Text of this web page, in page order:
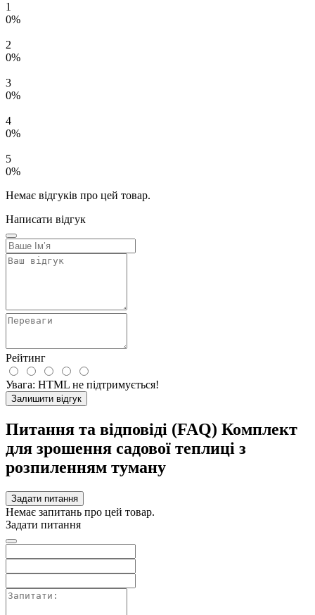
1
0%
2
0%
3
0%
4
0%
5
0%
Немає відгуків про цей товар.
Написати відгук
Рейтинг
Увага: HTML не підтримується!
Залишити відгук
Питання та відповіді (FAQ) Комплект
для зрошення садової теплиці з
розпиленням туману
Задати питання
Немає запитань про цей товар.
Задати питання